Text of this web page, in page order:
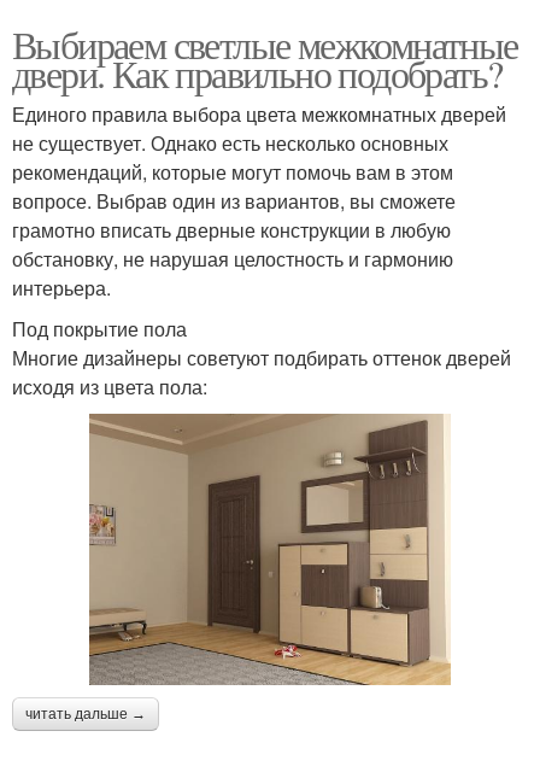
Выбираем светлые межкомнатные
двери. Как правильно подобрать?
Единого правила выбора цвета межкомнатных дверей
не существует. Однако есть несколько основных
рекомендаций, которые могут помочь вам в этом
вопросе. Выбрав один из вариантов, вы сможете
грамотно вписать дверные конструкции в любую
обстановку, не нарушая целостность и гармонию
интерьера.
Под покрытие пола
Многие дизайнеры советуют подбирать оттенок дверей
исходя из цвета пола:
читать дальше →